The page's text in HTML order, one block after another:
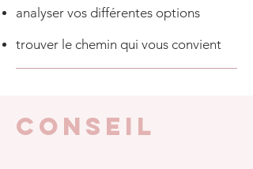
analyser vos différentes options
trouver le chemin qui vous convient
conseil